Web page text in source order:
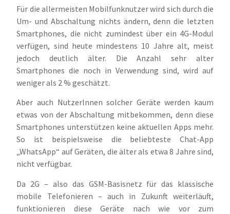
Für die allermeisten Mobilfunknutzer wird sich durch die
Um- und Abschaltung nichts ändern, denn die letzten
Smartphones, die nicht zumindest über ein 4G-Modul
verfügen, sind heute mindestens 10 Jahre alt, meist
jedoch deutlich älter. Die Anzahl sehr alter
Smartphones die noch in Verwendung sind, wird auf
weniger als 2 % geschätzt.
Aber auch NutzerInnen solcher Geräte werden kaum
etwas von der Abschaltung mitbekommen, denn diese
Smartphones unterstützen keine aktuellen Apps mehr.
So ist beispielsweise die beliebteste Chat-App
„WhatsApp“ auf Geräten, die älter als etwa 8 Jahre sind,
nicht verfügbar.
Da 2G – also das GSM-Basisnetz für das klassische
mobile Telefonieren – auch in Zukunft weiterläuft,
funktionieren diese Geräte nach wie vor zum